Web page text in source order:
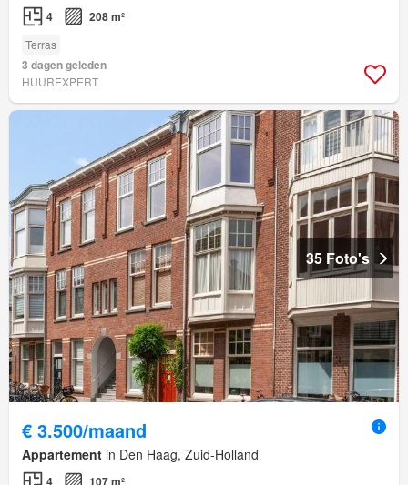
4 208 m²
Terras
3 dagen geleden
HUUREXPERT
35 Foto's
€ 3.500/maand
Appartement in Den Haag, Zuid-Holland
4 107 m²